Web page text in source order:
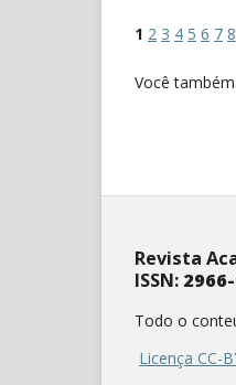
1 2 3 4 5 6 7 8
Você
Revista
ISSN:
Todo o
Licença CC-